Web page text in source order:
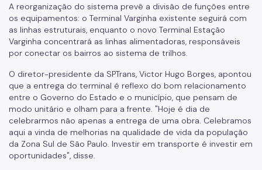
SEMTRA
Como se defender
Seu veículo foi guinchado
Notícias
A reorganização do sistema prevê a divisão de funções entre
os equipamentos: o Terminal Varginha existente seguirá com
as linhas estruturais, enquanto o novo Terminal Estação
Varginha concentrará as linhas alimentadoras, responsáveis
por conectar os bairros ao sistema de trilhos.
O diretor-presidente da SPTrans, Victor Hugo Borges, apontou
que a entrega do terminal é reflexo do bom relacionamento
entre o Governo do Estado e o município, que pensam de
modo unitário e olham para a frente. "Hoje é dia de
celebrarmos não apenas a entrega de uma obra. Celebramos
aqui a vinda de melhorias na qualidade de vida da população
da Zona Sul de São Paulo. Investir em transporte é investir em
oportunidades", disse.